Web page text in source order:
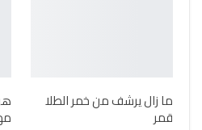
ما زال يرشف من خمر الطلا
قمر